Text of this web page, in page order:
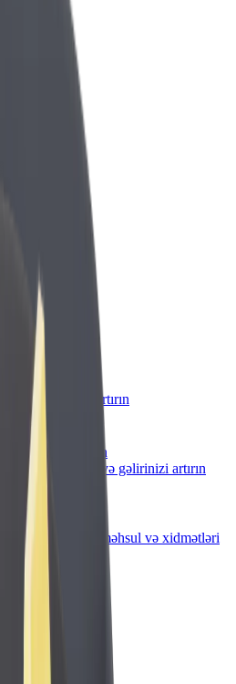
qazanın
ödəniş alın
əlavə edin
və satışları artırın
keçin
qoşun və gəlirinizi artırın
Bolt məhsul və xidmətləri